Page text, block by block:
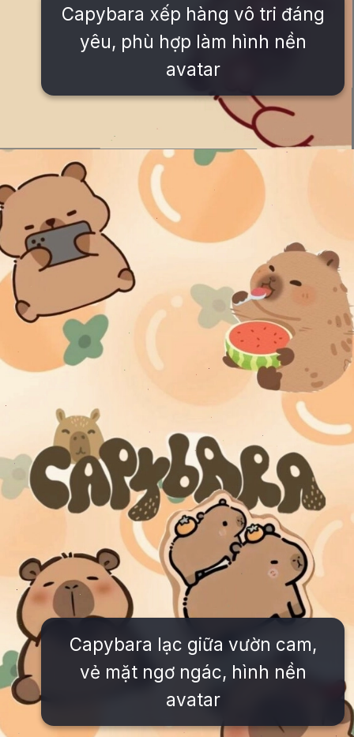
Capybara xếp hàng vô tri đáng
yêu, phù hợp làm hình nền
avatar
Đang mở https://issiloo.edu.vn/hinh-nen-avatar-cute
Capybara lạc giữa vườn cam,
vẻ mặt ngơ ngác, hình nền
avatar